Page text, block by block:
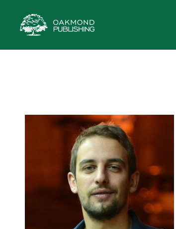
contenuto